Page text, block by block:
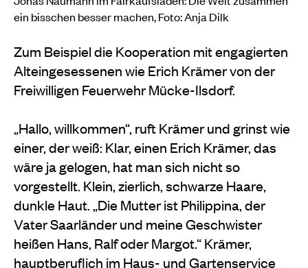
ein bisschen besser machen, Foto: Anja Dilk
Zum Beispiel die Kooperation mit engagierten
Alteingesessenen wie Erich Krämer von der
Freiwilligen Feuerwehr Mücke-Ilsdorf.
„Hallo, willkommen“, ruft Krämer und grinst wie
einer, der weiß: Klar, einen Erich Krämer, das
wäre ja gelogen, hat man sich nicht so
vorgestellt. Klein, zierlich, schwarze Haare,
dunkle Haut. „Die Mutter ist Philippina, der
Vater Saarländer und meine Geschwister
heißen Hans, Ralf oder Margot.“ Krämer,
hauptberuflich im Haus- und Gartenservice